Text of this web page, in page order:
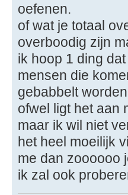
oefenen.
of wat je totaal
overboodig zijn
ik hoop 1 ding
mensen die
gebabbelt
ofwel ligt het aan
maar ik wil niet
het heel moeilijk
me dan zoooooo
ik zal ook